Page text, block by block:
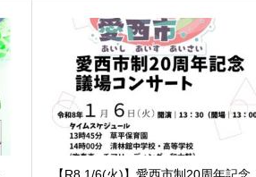
【R8.1/6(火)】愛西市制20周年記念